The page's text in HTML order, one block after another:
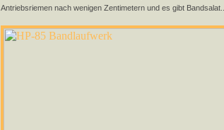
Antriebsriemen nach wenigen Zentimetern und es gibt Bandsalat...